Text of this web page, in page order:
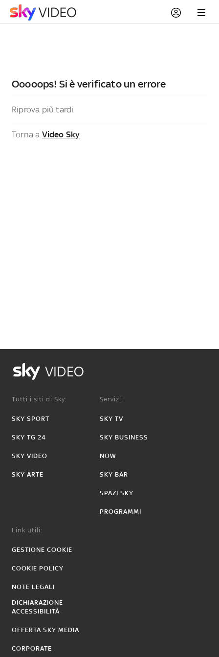
Ooooops! Si è verificato un errore
Riprova più tardi
Torna a Video Sky
VIDEO
Tutti i siti di Sky:
SKY SPORT
SKY TG 24
SKY VIDEO
SKY ARTE
Servizi:
SKY TV
SKY BUSINESS
NOW
SKY BAR
SPAZI SKY
PROGRAMMI
Link utili:
GESTIONE COOKIE
COOKIE POLICY
NOTE LEGALI
DICHIARAZIONE
ACCESSIBILITÀ
OFFERTA SKY MEDIA
CORPORATE